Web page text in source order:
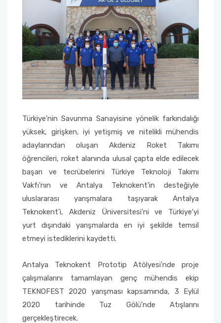
Türkiye'nin Savunma Sanayisine yönelik farkındalığı
yüksek, girişken, iyi yetişmiş ve nitelikli mühendis
adaylarından oluşan Akdeniz Roket Takımı
öğrencileri, roket alanında ulusal çapta elde edilecek
başarı ve tecrübelerini Türkiye Teknoloji Takımı
Vakfı'nın ve Antalya Teknokent'in desteğiyle
uluslararası yarışmalara taşıyarak Antalya
Teknokent'i, Akdeniz Üniversitesi'ni ve Türkiye'yi
yurt dışındaki yarışmalarda en iyi şekilde temsil
etmeyi istediklerini kaydetti.
Antalya Teknokent Prototip Atölyesi'nde proje
çalışmalarını tamamlayan genç mühendis ekip
TEKNOFEST 2020 yarışması kapsamında, 3 Eylül
2020 tarihinde Tuz Gölü'nde Atışlarını
gerçekleştirecek.
Serik İşletme Fakültesi
Spor Bilimleri Fakültesi
Su Ürünleri Fakültesi
Tıp Fakültesi
Turizm Fakültesi
Uygulamalı Bilimler Fakültesi
Ziraat Fakültesi